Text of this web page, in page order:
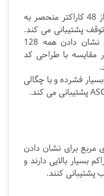
: تراکم بالا. این سبک بارکد از 48 کاراکتر منحصر به
پشتیبانی می کند.
کاراکترها همچنین می توانند برای نشان دادن همه 128
مقایسه با طراحی کد
فشرده و با چگالی
پشتیبانی می کند.
برای نشان دادن
بسیار بالایی دارند و